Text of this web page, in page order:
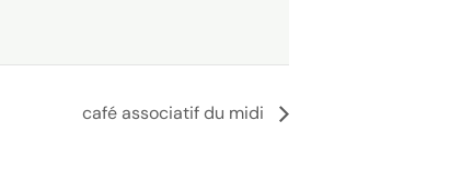
café associatif du midi